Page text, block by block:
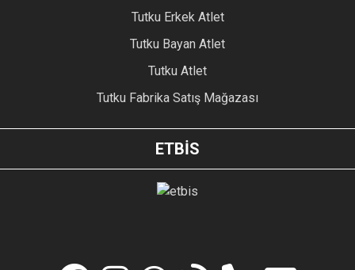
Tutku Erkek Atlet
Tutku Bayan Atlet
Tutku Atlet
Tutku Fabrika Satış Mağazası
ETBİS